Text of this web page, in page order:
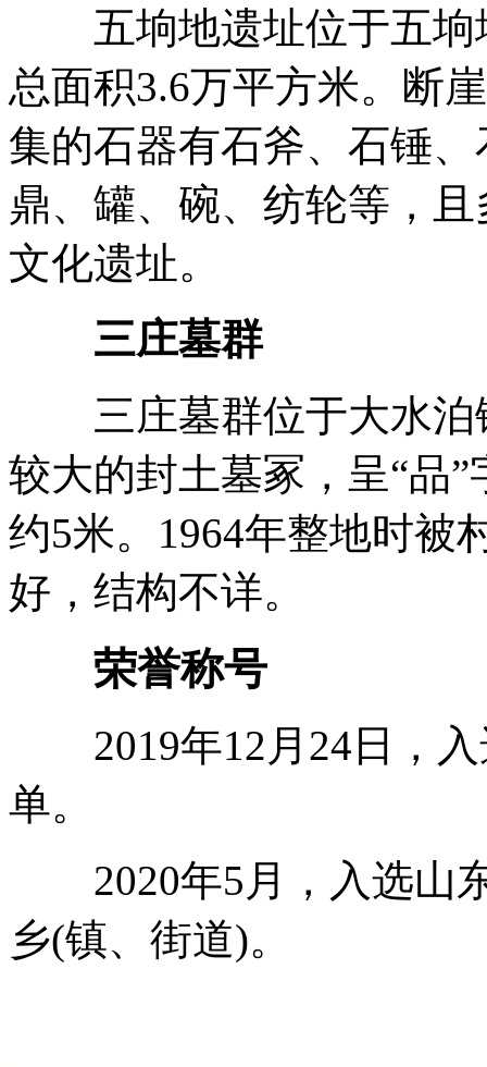
五垧地遗址位于五垧
总面积3.6万平方米。断
集的石器有石斧、石锤
鼎、罐、碗、纺轮等，
文化遗址。
三庄墓群
三庄墓群位于大水泊
较大的封土墓冢，呈“品
约5米。1964年整地时被
好，结构不详。
荣誉称号
2019年12月24日，入
单。
2020年5月，入选山东
乡(镇、街道)。